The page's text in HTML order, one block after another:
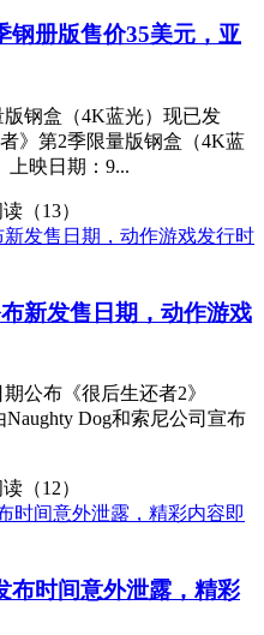
钢册版售价35美元，亚
版钢盒（4K蓝光）现已发
》第2季限量版钢盒（4K蓝
上映日期：9...
（13）
新发售日期，动作游戏
公布《很后生还者2》
Naughty Dog和索尼公司宣布
（12）
布时间意外泄露，精彩